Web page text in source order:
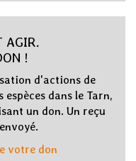
AGIR.
!
d'actions de
dans le Tarn,
un don. Un reçu
votre don